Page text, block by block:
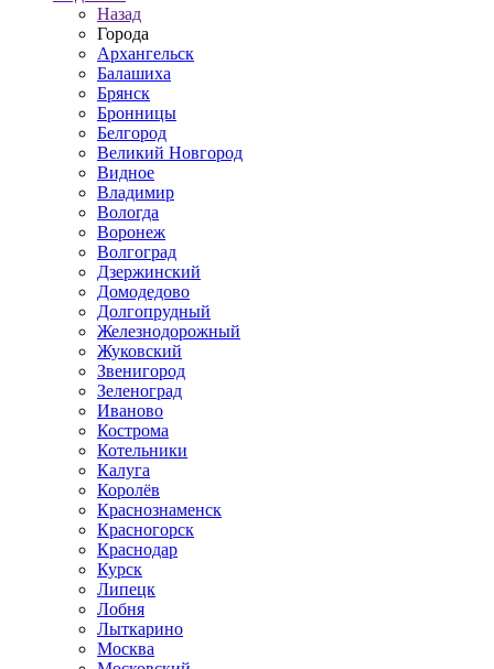
Назад
Города
Архангельск
Балашиха
Брянск
Бронницы
Белгород
Великий Новгород
Видное
Владимир
Вологда
Воронеж
Волгоград
Дзержинский
Домодедово
Долгопрудный
Железнодорожный
Жуковский
Звенигород
Зеленоград
Иваново
Кострома
Котельники
Калуга
Королёв
Краснознаменск
Красногорск
Краснодар
Курск
Липецк
Лобня
Лыткарино
Москва